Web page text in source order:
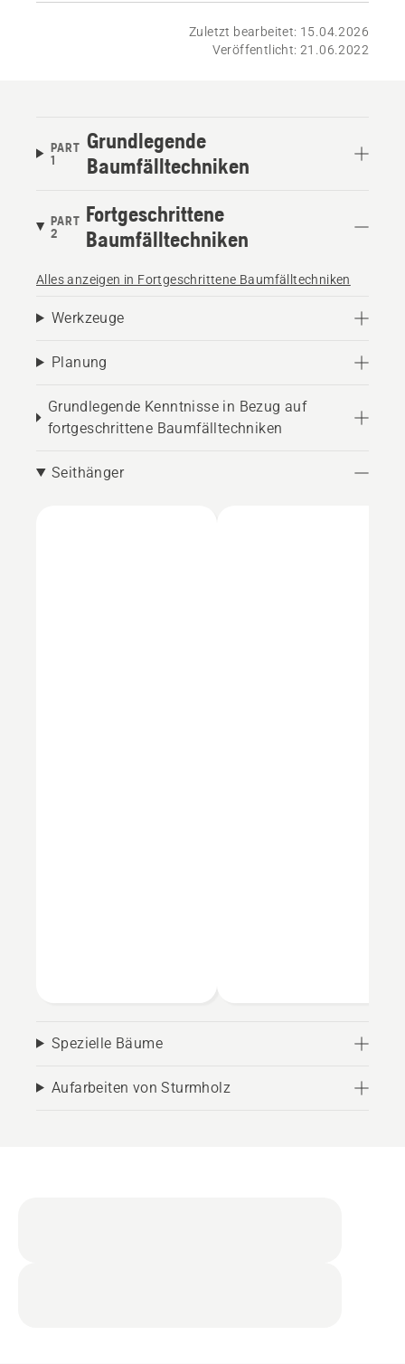
Zuletzt bearbeitet: 15.04.2026
Veröffentlicht: 21.06.2022
PART
1
Grundlegende
Baumfälltechniken
PART
2
Fortgeschrittene
Baumfälltechniken
Alles anzeigen in Fortgeschrittene Baumfälltechniken
Werkzeuge
Planung
Grundlegende Kenntnisse in Bezug auf
fortgeschrittene Baumfälltechniken
Seithänger
Spezielle Bäume
Aufarbeiten von Sturmholz